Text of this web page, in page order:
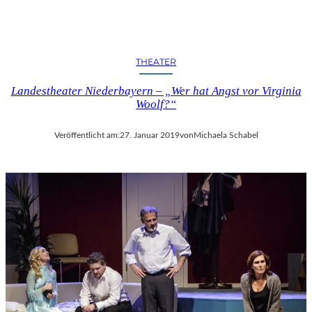
THEATER
Landestheater Niederbayern – „Wer hat Angst vor Virginia
Woolf?“
Veröffentlicht am:27. Januar 2019vonMichaela Schabel